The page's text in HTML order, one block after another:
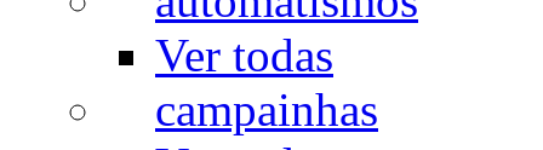
Ver todas
campainhas